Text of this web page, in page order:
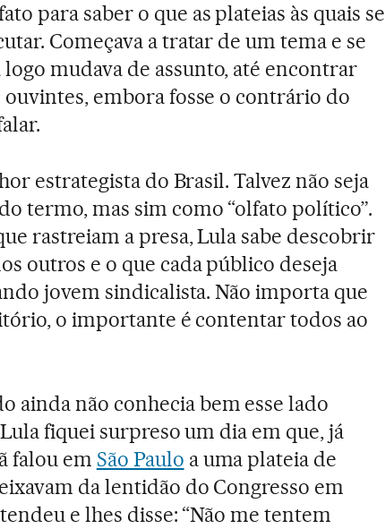
para saber o que as plateias às quais se
Começava a tratar de um tema e se
mudava de assunto, até encontrar
ouvintes, embora fosse o contrário do
estrategista do Brasil. Talvez não seja
termo, mas sim como “olfato político”.
rastreiam a presa, Lula sabe descobrir
outros e o que cada público deseja
jovem sindicalista. Não importa que
o importante é contentar todos ao
ainda não conhecia bem esse lado
fiquei surpreso um dia em que, já
falou em São Paulo a uma plateia de
da lentidão do Congresso em
e lhes disse: “Não me tentem